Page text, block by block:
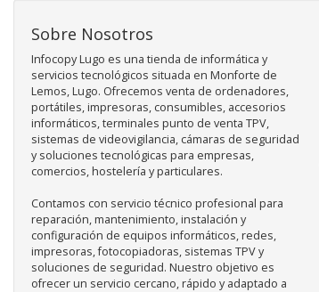
Sobre Nosotros
Infocopy Lugo es una tienda de informática y
servicios tecnológicos situada en Monforte de
Lemos, Lugo. Ofrecemos venta de ordenadores,
portátiles, impresoras, consumibles, accesorios
informáticos, terminales punto de venta TPV,
sistemas de videovigilancia, cámaras de seguridad
y soluciones tecnológicas para empresas,
comercios, hostelería y particulares.
Contamos con servicio técnico profesional para
reparación, mantenimiento, instalación y
configuración de equipos informáticos, redes,
impresoras, fotocopiadoras, sistemas TPV y
soluciones de seguridad. Nuestro objetivo es
ofrecer un servicio cercano, rápido y adaptado a